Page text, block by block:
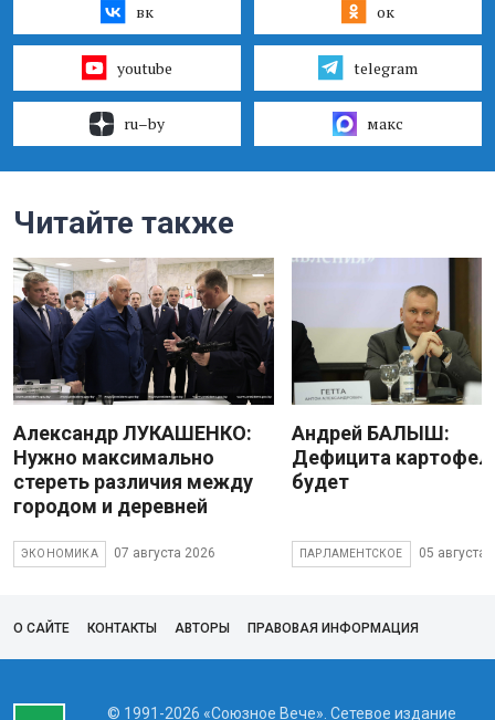
вк ок
youtube telegram
ru–by макс
Читайте также
Александр ЛУКАШЕНКО:
Нужно максимально
стереть различия между
городом и деревней
ЭКОНОМИКА 07 августа 2026
Андрей БАЛЫШ:
Дефицита
будет
ПАРЛАМЕНТСКОЕ 05 августа
О САЙТЕ КОНТАКТЫ АВТОРЫ ПРАВОВАЯ ИНФОРМАЦИЯ
© 1991-2026 «Союзное Вече». Сетевое издание